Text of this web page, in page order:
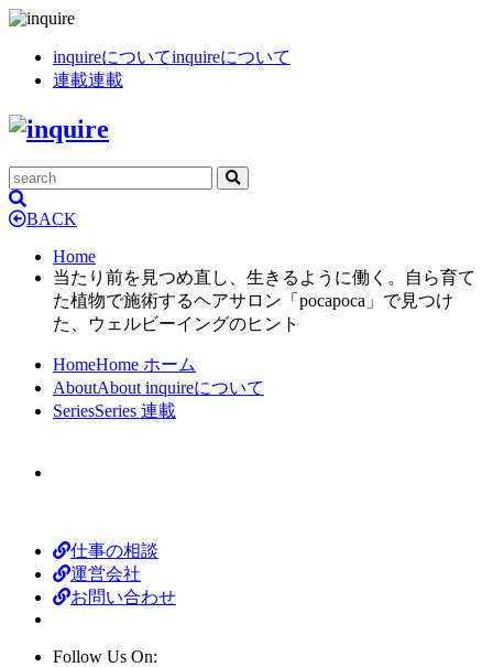
inquireについてinquireについて
連載連載
BACK
Home
当たり前を見つめ直し、生きるように働く。自ら育て
た植物で施術するヘアサロン「pocapoca」で見つけ
た、ウェルビーイングのヒント
HomeHome ホーム
AboutAbout inquireについて
SeriesSeries 連載
仕事の相談
運営会社
お問い合わせ
Follow Us On: